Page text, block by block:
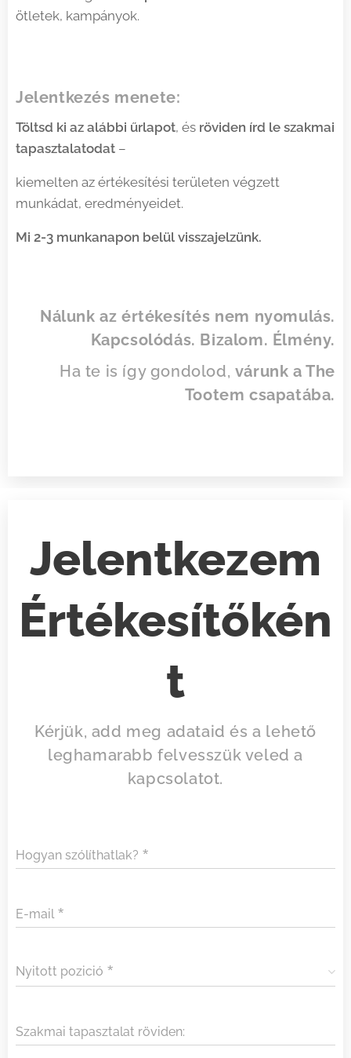
ötletek, kampányok.
Jelentkezés menete:
Töltsd ki az alábbi űrlapot, és röviden írd le szakmai
tapasztalatodat –
kiemelten az értékesítési területen végzett
munkádat, eredményeidet.
Mi 2-3 munkanapon belül visszajelzünk.
Nálunk az értékesítés nem nyomulás.
Kapcsolódás. Bizalom. Élmény.
Ha te is így gondolod, várunk a The
Tootem csapatába.
Jelentkezem
Értékesítőkén
t
Kérjük, add meg adataid és a lehető
leghamarabb felvesszük veled a
kapcsolatot.
Hogyan szólíthatlak?
E-mail
Nyitott pozició
Szakmai tapasztalat röviden: